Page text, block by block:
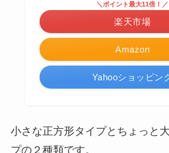
Amazon
＼ポイント最大11倍！／
楽天市場
Yahooショッピン
小さな正方形タイプとちょっと
プの２種類です。